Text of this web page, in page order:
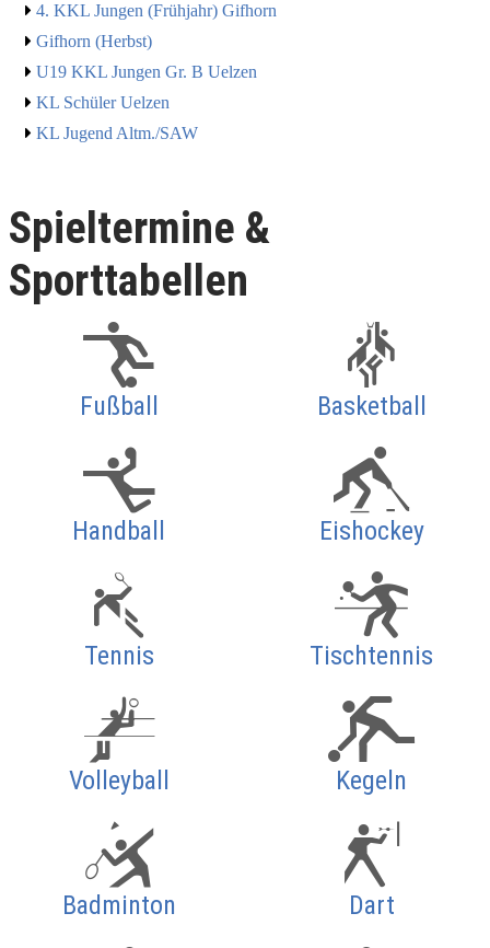
4. KKL Jungen (Frühjahr) Gifhorn
Gifhorn (Herbst)
U19 KKL Jungen Gr. B Uelzen
KL Schüler Uelzen
KL Jugend Altm./SAW
Spieltermine &
Sporttabellen
Fußball Basketball
Handball Eishockey
Tennis Tischtennis
Volleyball Kegeln
Badminton Dart